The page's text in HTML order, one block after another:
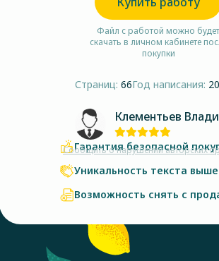
Файл с работой можно будет
скачать в личном кабинете
покупки
Страниц: 66Год написания:
Клементьев
Сообщить о нарушении авторских
Гарантия безопасной
Уникальность текста выше
Возможность снять с